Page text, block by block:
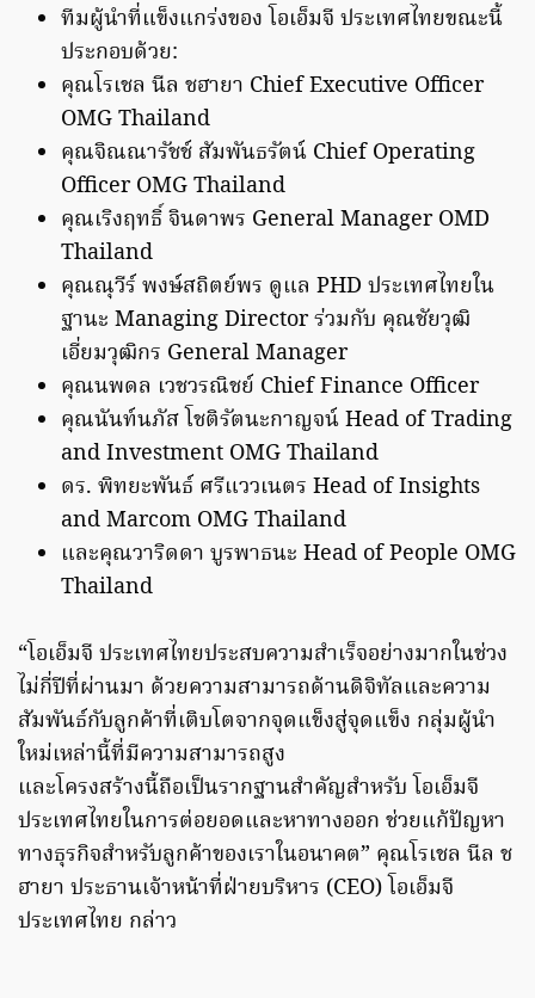
ทีมผู้นำที่แข็งแกร่งของ โอเอ็มจี ประเทศไทยขณะนี้
ประกอบด้วย:
คุณโรเชล นีล ชฮายา Chief Executive Officer
OMG Thailand
คุณจิณณารัชช์ สัมพันธรัตน์ Chief Operating
Officer OMG Thailand
คุณเริงฤทธิ์ จินดาพร General Manager OMD
Thailand
คุณณุวีร์ พงษ์สถิตย์พร ดูแล PHD ประเทศไทยใน
ฐานะ Managing Director ร่วมกับ คุณชัยวุฒิ
เอี่ยมวุฒิกร General Manager
คุณนพดล เวชวรณิชย์ Chief Finance Officer
คุณนันท์นภัส โชติรัตนะกาญจน์ Head of Trading
and Investment OMG Thailand
ดร. พิทยะพันธ์ ศรีแววเนตร Head of Insights
and Marcom OMG Thailand
และคุณวาริดดา บูรพาธนะ Head of People OMG
Thailand
“โอเอ็มจี ประเทศไทยประสบความสำเร็จอย่างมากในช่วง
ไม่กี่ปีที่ผ่านมา ด้วยความสามารถด้านดิจิทัลและความ
สัมพันธ์กับลูกค้าที่เติบโตจากจุดแข็งสู่จุดแข็ง กลุ่มผู้นำ
ใหม่เหล่านี้ที่มีความสามารถสูง
และโครงสร้างนี้ถือเป็นรากฐานสำคัญสำหรับ โอเอ็มจี
ประเทศไทยในการต่อยอดและหาทางออก ช่วยแก้ปัญหา
ทางธุรกิจสำหรับลูกค้าของเราในอนาคต” คุณโรเชล นีล ช
ฮายา ประธานเจ้าหน้าที่ฝ่ายบริหาร (CEO) โอเอ็มจี
ประเทศไทย กล่าว